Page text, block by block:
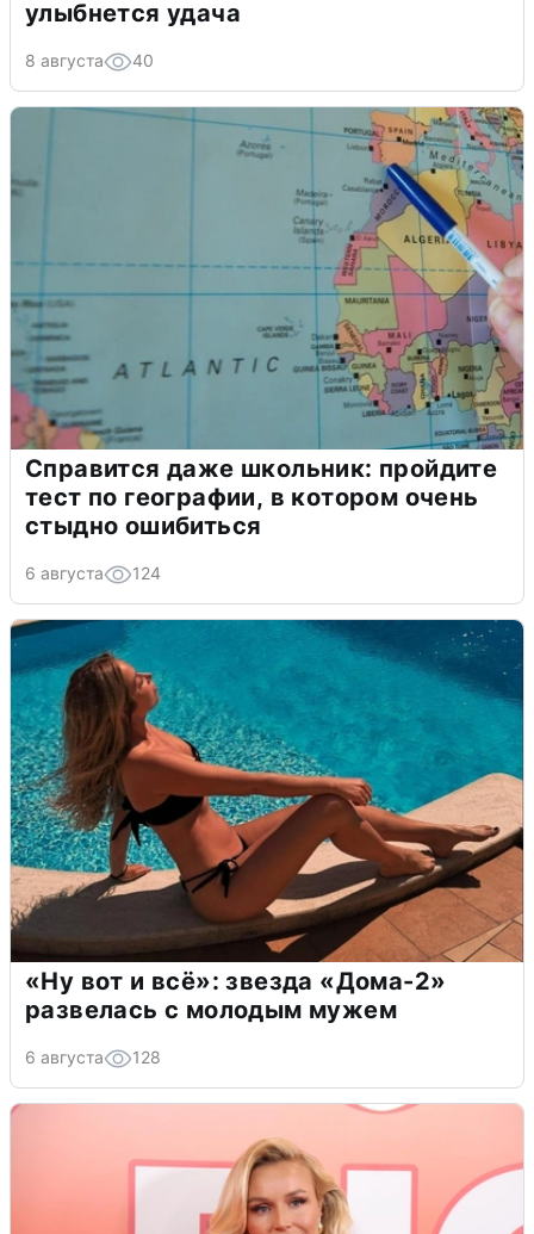
улыбнется удача
8 августа 40
Справится даже школьник: пройдите
тест по географии, в котором очень
стыдно ошибиться
6 августа 124
«Ну вот и всё»: звезда «Дома-2»
развелась с молодым мужем
6 августа 128